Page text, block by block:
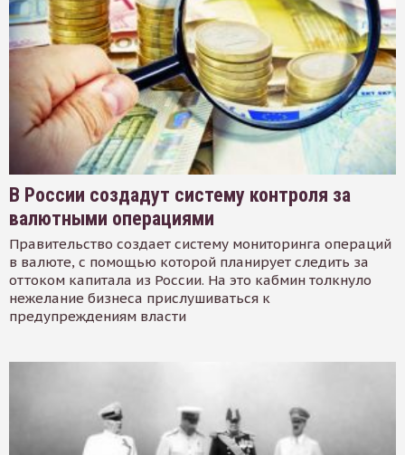
В России создадут систему контроля за
валютными операциями
Правительство создает систему мониторинга операций
в валюте, с помощью которой планирует следить за
оттоком капитала из России. На это кабмин толкнуло
нежелание бизнеса прислушиваться к
предупреждениям власти